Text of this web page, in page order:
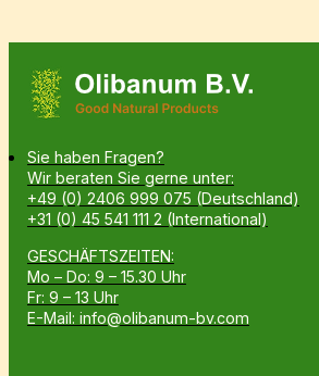
Sie haben Fragen?
Wir beraten Sie gerne unter:
+49 (0) 2406 999 075 (Deutschland)
+31 (0) 45 541 111 2 (International)
GESCHÄFTSZEITEN:
Mo – Do: 9 – 15.30 Uhr
Fr: 9 – 13 Uhr
E-Mail: info@olibanum-bv.com